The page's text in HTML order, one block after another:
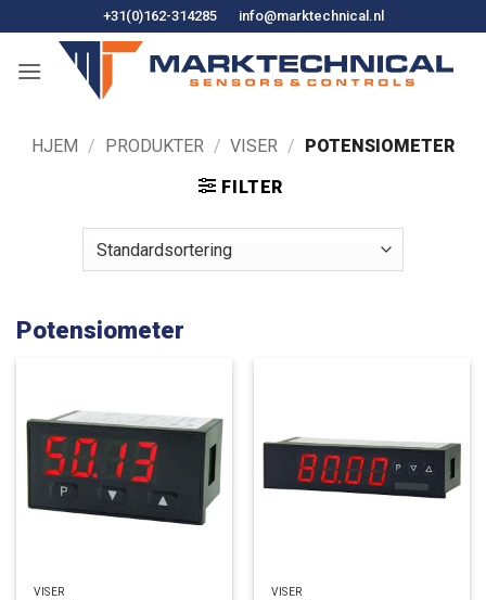
til
innhold
+31(0)162-314285 info@marktechnical.nl
HJEM / PRODUKTER / VISER / POTENSIOMETER
FILTER
Potensiometer
VISER VISER